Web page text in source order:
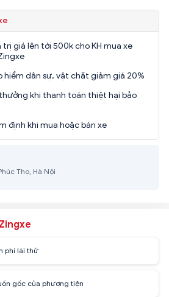
trị giá lên tới 500k cho KH mua xe
hiểm dân sự, vật chất giảm giá 20%
khi thanh toán thiệt hại bảo
định khi mua hoặc bán xe
Thọ, Hà Nội
Zingxe
phí lái thử
gốc của phương tiện